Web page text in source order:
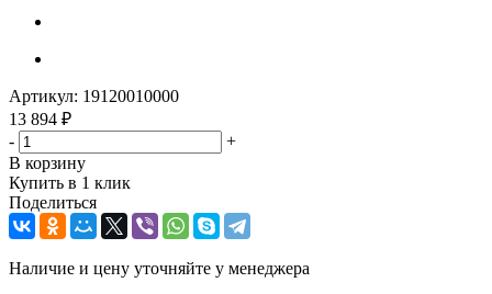
Артикул: 19120010000
13 894 ₽
-
+
В корзину
Купить в 1 клик
Поделиться
Наличие и цену уточняйте у менеджера